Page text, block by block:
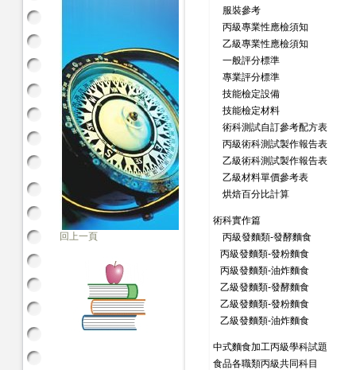
回上一頁
服裝參考
丙級專業性應檢須知
乙級專業性應檢須知
一般評分標準
專業評分標準
技能檢定設備
技能檢定材料
術科測試自訂參考配方表
丙級術科測試製作報告表
乙級術科測試製作報告表
乙級材料單價參考表
烘焙百分比計算
術科實作篇
丙級發麵類-發酵麵食
丙級發麵類-發粉麵食
丙級發麵類-油炸麵食
乙級發麵類-發酵麵食
乙級發麵類-發粉麵食
乙級發麵類-油炸麵食
中式麵食加工丙級學科試題
食品各職類丙級共同科目